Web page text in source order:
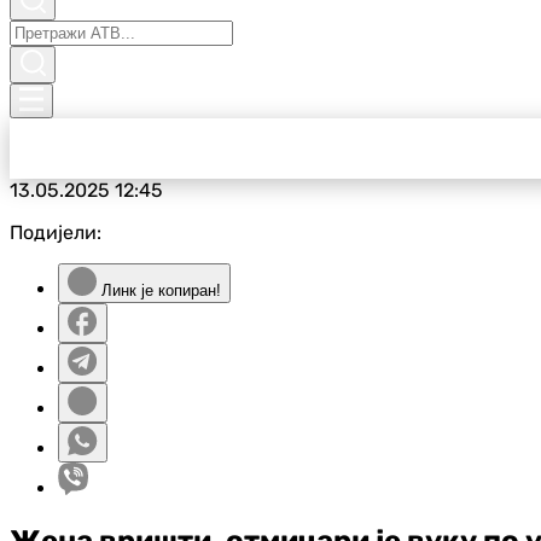
13.05.202512:45
Подијели:
Линк је копиран!